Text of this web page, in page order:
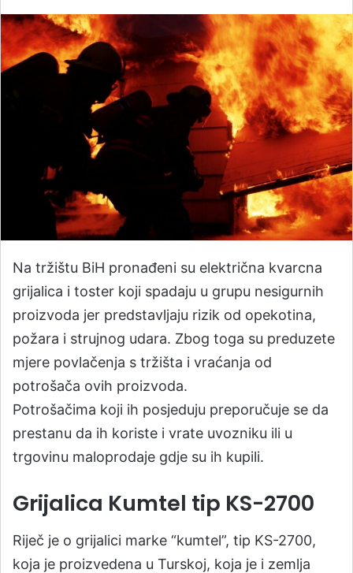
Na tržištu BiH pronađeni su električna kvarcna
grijalica i toster koji spadaju u grupu nesigurnih
proizvoda jer predstavljaju rizik od opekotina,
požara i strujnog udara. Zbog toga su preduzete
mjere povlačenja s tržišta i vraćanja od
potrošača ovih proizvoda.
Potrošačima koji ih posjeduju preporučuje se da
prestanu da ih koriste i vrate uvozniku ili u
trgovinu maloprodaje gdje su ih kupili.
Grijalica Kumtel tip KS-2700
Riječ je o grijalici marke “kumtel”, tip KS-2700,
koja je proizvedena u Turskoj, koja je i zemlja